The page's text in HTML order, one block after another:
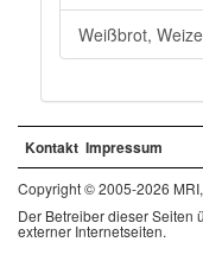
Weißbrot,
Kontakt Impressum
Copyright © 2005-2026
Der Betreiber dieser Seiten
externer Internetseiten.